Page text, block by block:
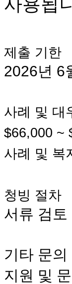
무
료
플
시
알
후
기
가
평
발
기
약
비
아
탑-
리
스
구
사용됩
제출 기한
2026년 6
사례 및 대
$66,000 ~
사례 및 복
청빙 절차
서류 검토
기타 문의
지원 및